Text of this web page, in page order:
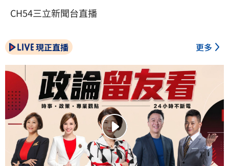
CH54三立新聞台直播
現正直播 更多